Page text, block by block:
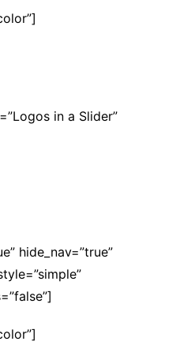
in a Slider”
hide_nav=”true”